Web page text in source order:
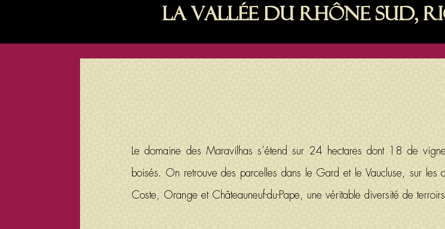
La vallée du Rhône Sud,
Le domaine des Maravilhas s’étend sur 24 hectares dont 18 de
boisés. On retrouve des parcelles dans le Gard et le Vaucluse, sur les
Coste, Orange et Châteauneuf-du-Pape, une véritable diversité de